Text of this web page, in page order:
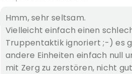
Hmm, sehr seltsam.
Vielleicht einfach einen
Truppentaktik ignoriert ;-) es
andere Einheiten einfach null
mit Zerg zu zerstören, nicht